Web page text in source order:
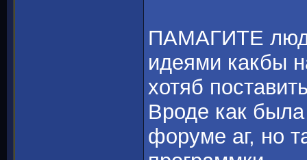
ПАМАГИТЕ
идеями какбы
хотяб
Вроде как
форуме аг, но